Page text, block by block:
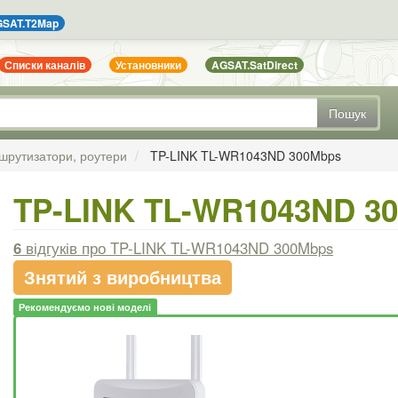
Списки каналів Установники AGSAT.SatDirect
Пошук
роутери TP-LINK TL-WR1043ND 300Mbps
TP-LINK TL-WR1043ND
6 відгуків про TP-LINK TL-WR1043ND 300Mbps
Знятий з виробництва
Рекомендуємо нові моделі